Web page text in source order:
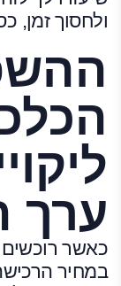
ולחסוך זמן,
ערך
כאשר
במחיר